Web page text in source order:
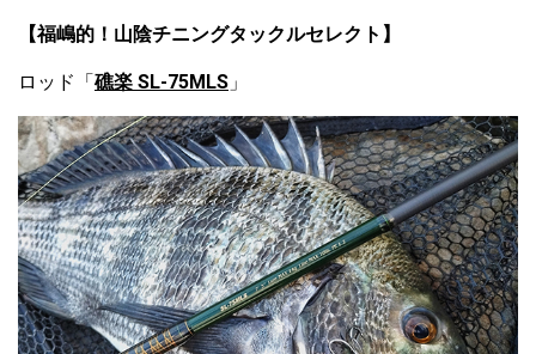
【福嶋的！山陰チニングタックルセレクト】
ロッド「礁楽 SL-75MLS 」